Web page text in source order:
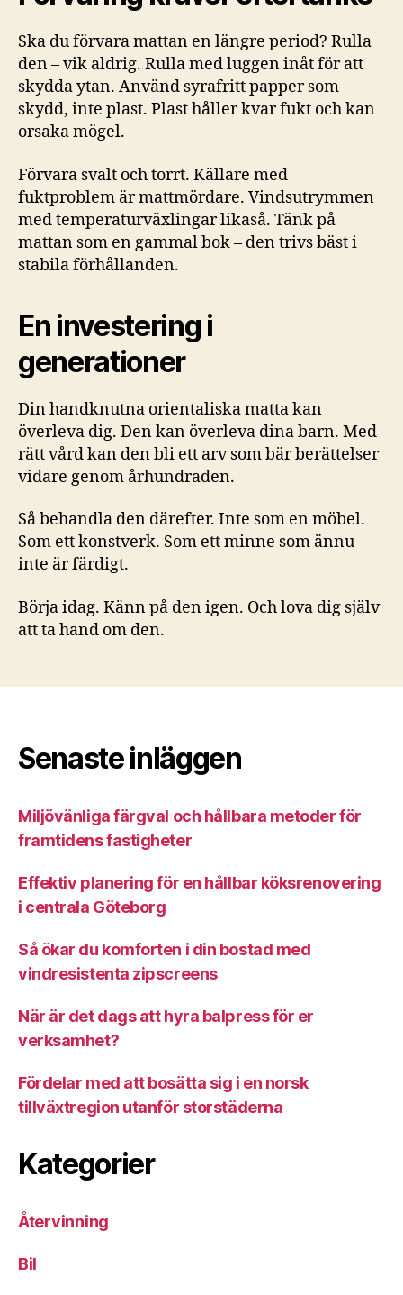
Ska du förvara mattan en längre period? Rulla
den – vik aldrig. Rulla med luggen inåt för att
skydda ytan. Använd syrafritt papper som
skydd, inte plast. Plast håller kvar fukt och kan
orsaka mögel.
Förvara svalt och torrt. Källare med
fuktproblem är mattmördare. Vindsutrymmen
med temperaturväxlingar likaså. Tänk på
mattan som en gammal bok – den trivs bäst i
stabila förhållanden.
En investering i
generationer
Din handknutna orientaliska matta kan
överleva dig. Den kan överleva dina barn. Med
rätt vård kan den bli ett arv som bär berättelser
vidare genom århundraden.
Så behandla den därefter. Inte som en möbel.
Som ett konstverk. Som ett minne som ännu
inte är färdigt.
Börja idag. Känn på den igen. Och lova dig själv
att ta hand om den.
Senaste inläggen
Miljövänliga färgval och hållbara metoder för
framtidens fastigheter
Effektiv planering för en hållbar köksrenovering
i centrala Göteborg
Så ökar du komforten i din bostad med
vindresistenta zipscreens
När är det dags att hyra balpress för er
verksamhet?
Fördelar med att bosätta sig i en norsk
tillväxtregion utanför storstäderna
Kategorier
Återvinning
Bil